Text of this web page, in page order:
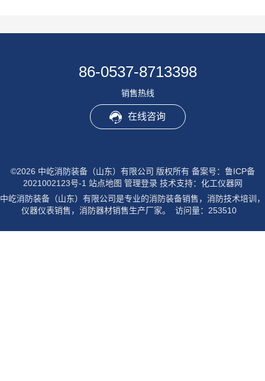
86-0537-8713398
销售热线
在线咨询
©2026 中屹消防装备（山东）有限公司 版权所有 备案号：鲁ICP备
2021002123号-1 站点地图 管理登录技术支持： 化工仪器网
中屹消防装备（山东）有限公司是专业的消防装备销售，消防技术培训，
仪器仪表销售，消防器材销售生产厂家。 访问量：253510